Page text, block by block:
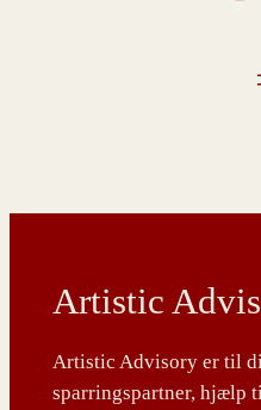
Artistic
Artistic Advisory er til
sparringspartner, hjælp